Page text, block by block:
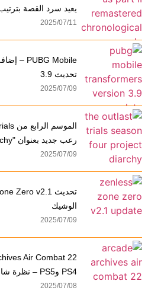
يعيد سرد القصة
2025/07/11
تحديث 3.9
2025/07/09
رعب جديد بعنوان "Project Diarchy"
2025/07/09
الوشيك
2025/07/09
PS4 وPS5 – نظرة شاملة
2025/07/08